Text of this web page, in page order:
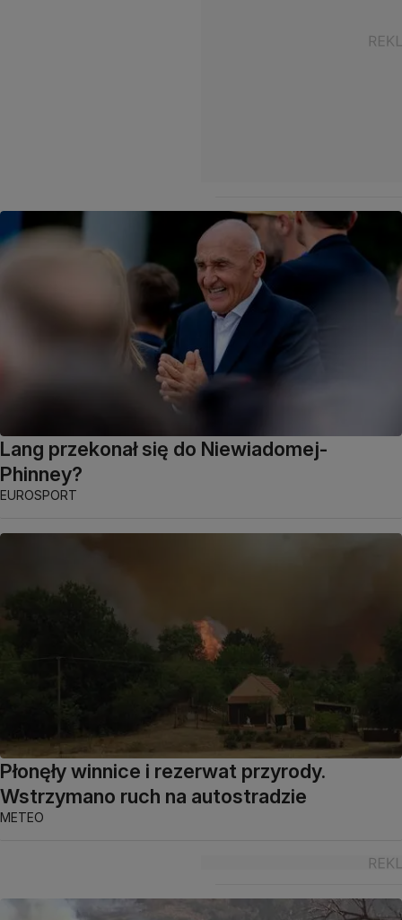
Lang przekonał się do Niewiadomej-
Phinney?
EUROSPORT
Płonęły winnice i rezerwat przyrody.
Wstrzymano ruch na autostradzie
METEO